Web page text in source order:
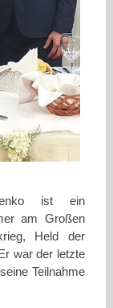
ist ein
am Großen
Held der
war der letzte
Teilnahme